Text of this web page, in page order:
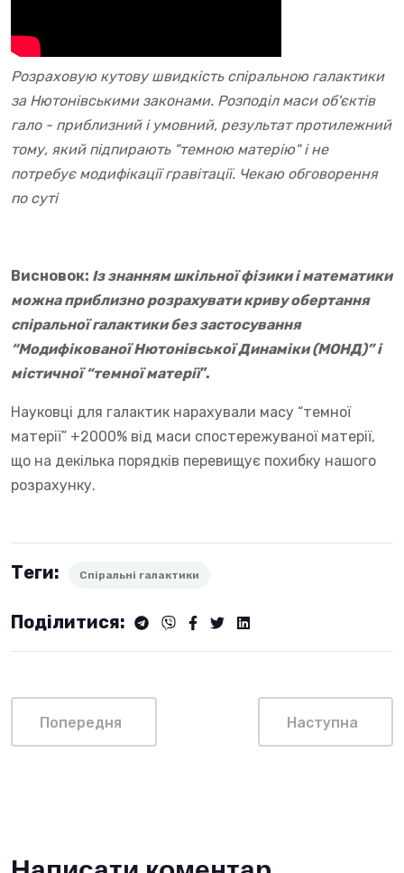
Розраховую кутову швидкість спіральною галактики
за Нютонівськими законами. Розподіл маси об'єктів
гало - приблизний і умовний, результат протилежний
тому, який підпирають "темною матерію" і не
потребує модифікації гравітації. Чекаю обговорення
по суті
Висновок: Із знанням шкільної фізики і математики
можна приблизно розрахувати криву обертання
спіральної галактики без застосування
“Модифікованої Нютонівської Динаміки (МОНД)” і
містичної “темної матерії”.
Науковці для галактик нарахували масу “темної
матерії” +2000% від маси спостережуваної матерії,
що на декілька порядків перевищує похибку нашого
розрахунку.
Теги: Спіральні галактики
Поділитися:
Попередня Наступна